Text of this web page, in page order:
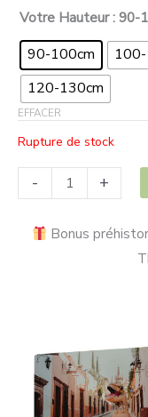
Votre Hauteur: 90-
90-100cm
120-130cm
EFFACER
Rupture de stock
- +
Bonus